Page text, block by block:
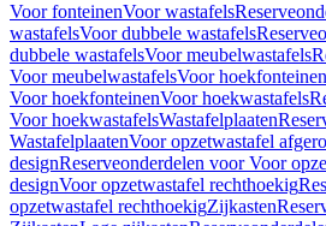
Voor fonteinenVoor wastafels
wastafelsVoor dubbele wastafels
dubbele wastafelsVoor meubelwastafels
Voor meubelwastafelsVoor hoekfonteinen
Voor hoekfonteinenVoor hoekwastafels
Voor hoekwastafelsWastafelplaaten
WastafelplaatenVoor opzetwastafel
designReserveonderdelen voor Voor
designVoor opzetwastafel rechthoekig
opzetwastafel rechthoekigZijkasten